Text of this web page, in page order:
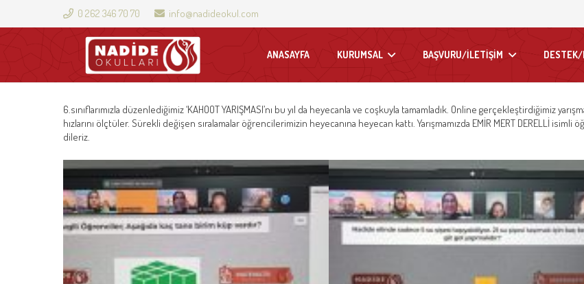
0 262 346 70 70 info@nadideokul.com
ANASAYFA KURUMSAL BAŞVURU/İLETİŞİM
6.sınıflarımızla düzenlediğimiz ‘KAHOOT YARIŞMASI’nı bu yıl da heyecanla ve coşkuyla tamamladık. Online gerçekleştirdiğimiz
hızlarını ölçtüler. Sürekli değişen sıralamalar öğrencilerimizin heyecanına heyecan kattı. Yarışmamızda EMİR MERT DERELLİ isimli
dileriz.